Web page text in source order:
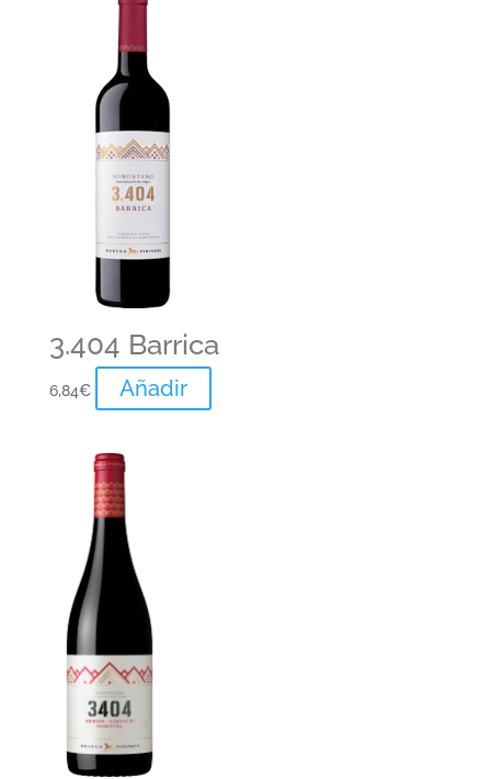
3.404 Barrica
6,84€ Añadir